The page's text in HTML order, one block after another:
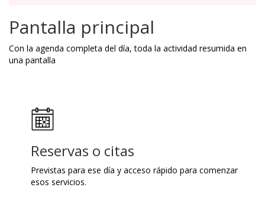
Pantalla principal
Con la agenda completa del día, toda la actividad resumida en
una pantalla
Reservas o citas
Previstas para ese día y acceso rápido para comenzar
esos servicios.